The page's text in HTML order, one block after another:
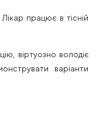
працює в тісній
віртуозно володіє
варіанти